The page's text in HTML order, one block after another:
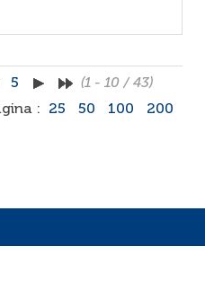
5
(1 - 10 / 43)
:
25 50 100 200